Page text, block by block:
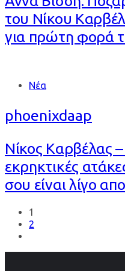
του Νίκου
για πρώτη φορά
Tags Νέα
phoenixdaap
Νίκος Καρβέλας
εκρηκτικές
σου είναι λίγο
1
2